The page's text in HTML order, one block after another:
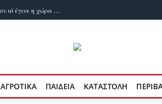
Δυο χρόνια ευλογιά των αιγοπροβάτων: Ενδημική στον ιό έγινε η χώρα μας
ΑΓΡΟΤΙΚΑ ΠΑΙΔΕΙΑ ΚΑΤΑΣΤΟΛΗ